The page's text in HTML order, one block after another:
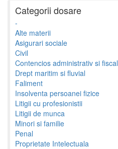
Categorii dosare
-
Alte materii
Asigurari sociale
Civil
Contencios administrativ si fiscal
Drept maritim si fluvial
Faliment
Insolventa persoanei fizice
Litigii cu profesionistii
Litigii de munca
Minori si familie
Penal
Proprietate Intelectuala